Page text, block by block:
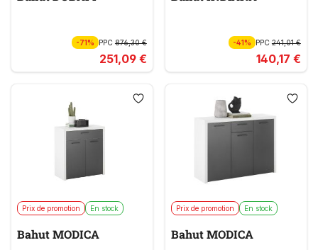
-71% PPC 876,30 €
251,09 €
-41% PPC241,01 €
140,17 €
Prix de promotion En stock
Bahut MODICA
Prix de promotion En stock
Bahut MODICA